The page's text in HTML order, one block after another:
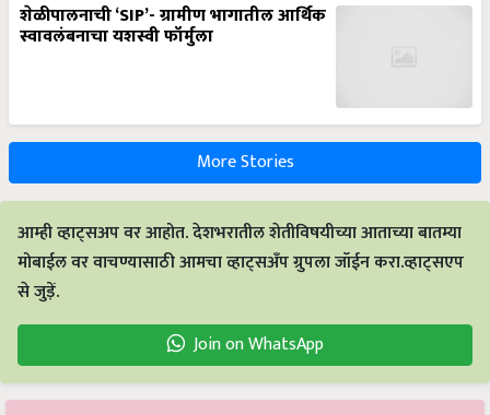
शेळीपालनाची ‘SIP’- ग्रामीण भागातील आर्थिक
स्वावलंबनाचा यशस्वी फॉर्मुला
More Stories
आम्ही व्हाट्सअप वर आहोत. देशभरातील शेतीविषयीच्या आताच्या बातम्या
मोबाईल वर वाचण्यासाठी आमचा व्हाट्सअँप ग्रुपला जॉईन करा.व्हाट्सएप
से जुड़ें.
Join on WhatsApp